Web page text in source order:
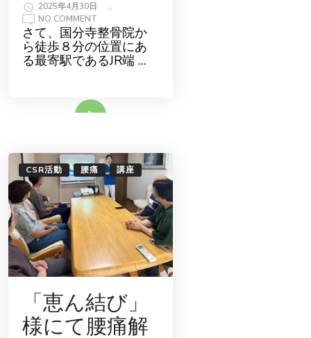
2025年4月30日
NO COMMENT
端
岡
駅
で
の
テ
ィ
始
め
て
年
が
た。
さて、国分寺整骨院か
ら徒歩８分の位置にあ
る最寄駅であるJR端 …
CSR活動 腰痛 講座
「恵ん結び」
様にて腰痛解